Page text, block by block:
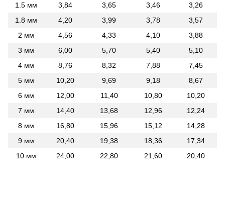
1.5 мм
3,84 3,65 3,46
3,26
1.8 мм
4,20 3,99 3,78
3,57
2 мм
4,56 4,33 4,10
3,88
3 мм
6,00 5,70 5,40
5,10
4 мм
8,76 8,32 7,88
7,45
5 мм
10,20 9,69 9,18
8,67
6 мм
12,00 11,40 10,80
10,20
7 мм
14,40 13,68 12,96
12,24
8 мм
16,80 15,96 15,12
14,28
9 мм
20,40 19,38 18,36
17,34
10 мм
24,00 22,80 21,60 20,40